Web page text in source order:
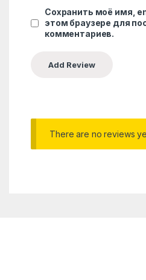
Сохранить моё имя,
этом браузере для
комментариев.
There are no reviews